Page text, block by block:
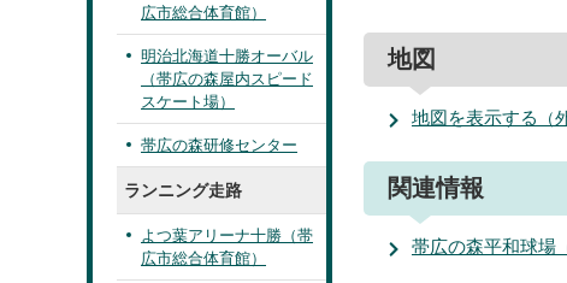
地図
地図を表示する （
関連情報
帯広の森平和球場
広市総合体育館）
明治北海道十勝オーバル
（帯広の森屋内スピード
スケート場）
帯広の森研修センター
ランニング走路
よつ葉アリーナ十勝（帯
広市総合体育館）